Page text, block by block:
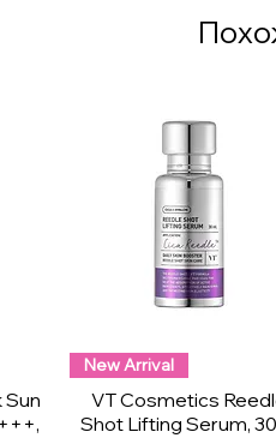
Sun
New Arrival
VT Cosmetics
Shot Lifting Serum,